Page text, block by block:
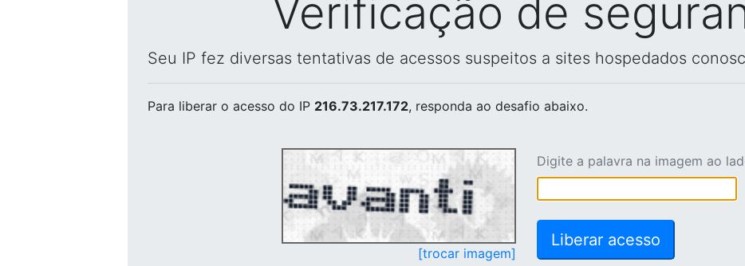
Verificação de
Seu IP fez diversas tentativas de acessos suspeitos a sites hospedados
Para liberar o acesso do IP 216.73.217.172, responda ao desafio abaixo.
[trocar imagem]
Digite a palavra na imagem ao